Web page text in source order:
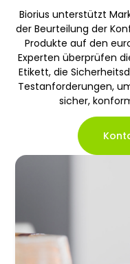
Biorius unterstützt
der Beurteilung der
Produkte auf den
Experten überprüfen
Etikett, die
Testanforderungen,
sicher,